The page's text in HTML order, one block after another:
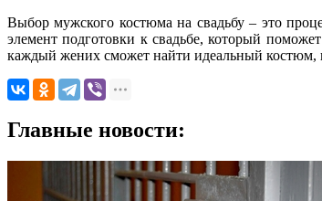
Выбор мужского костюма на свадьбу – это
элемент подготовки к свадьбе, который
каждый жених сможет найти идеальный костюм,
Главные новости: